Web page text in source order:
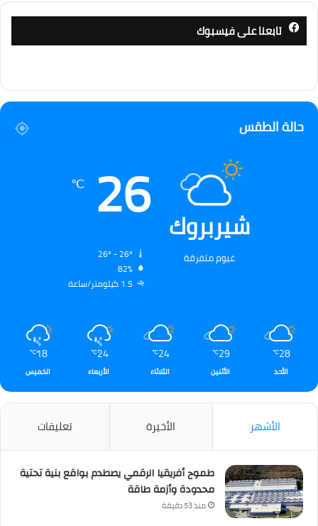
تابعنا على فيسبوك
حالة الطقس
شيربروك
غيوم متفرقة
26
℃
82%
1.5 كيلومتر/ساعة
28
℃
الأحد
29
℃
الأثنين
24
℃
الثلاثاء
24
℃
الأربعاء
18
℃
الخميس
الأشهر الأخيرة تعليقات
طموح أفريقيا الرقمي يصطدم بواقع بنية تحتية
محدودة وأزمة طاقة
منذ 53 دقيقة